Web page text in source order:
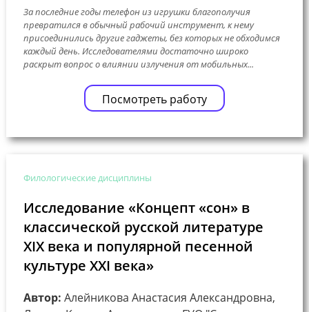
За последние годы телефон из игрушки благополучия
превратился в обычный рабочий инструмент, к нему
присоединились другие гаджеты, без которых не обходимся
каждый день. Исследователями достаточно широко
раскрыт вопрос о влиянии излучения от мобильных...
Посмотреть работу
Филологические дисциплины
Исследование «Концепт «сон» в
классической русской литературе
XIX века и популярной песенной
культуре XXI века»
Автор: Алейникова Анастасия Александровна,